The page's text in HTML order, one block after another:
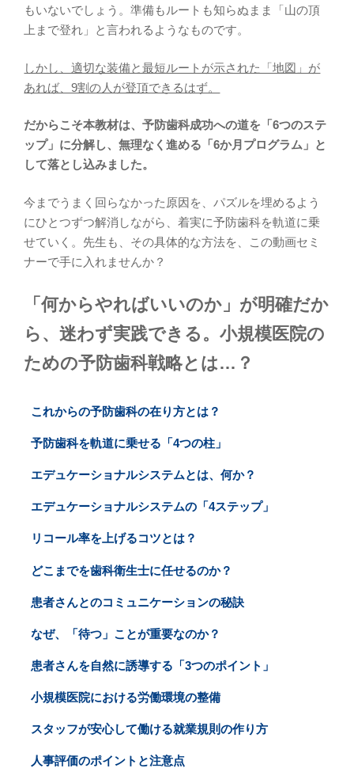
もいないでしょう。準備もルートも知らぬまま「山の頂
上まで登れ」と言われるようなものです。
しかし、適切な装備と最短ルートが示された「地図」が
あれば、9割の人が登頂できるはず。
だからこそ本教材は、予防歯科成功への道を「6つのステ
ップ」に分解し、無理なく進める「6か月プログラム」と
して落とし込みました。
今までうまく回らなかった原因を、パズルを埋めるよう
にひとつずつ解消しながら、着実に予防歯科を軌道に乗
せていく。先生も、その具体的な方法を、この動画セミ
ナーで手に入れませんか？
「何からやればいいのか」が明確だか
ら、迷わず実践できる。小規模医院の
ための予防歯科戦略とは…？
これからの予防歯科の在り方とは？
予防歯科を軌道に乗せる「4つの柱」
エデュケーショナルシステムとは、何か？
エデュケーショナルシステムの「4ステップ」
リコール率を上げるコツとは？
どこまでを歯科衛生士に任せるのか？
患者さんとのコミュニケーションの秘訣
なぜ、「待つ」ことが重要なのか？
患者さんを自然に誘導する「3つのポイント」
小規模医院における労働環境の整備
スタッフが安心して働ける就業規則の作り方
人事評価のポイントと注意点